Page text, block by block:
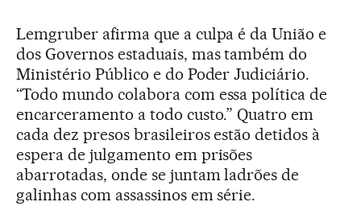
Lemgruber afirma que a culpa é da União e
dos Governos estaduais, mas também do
Ministério Público e do Poder Judiciário.
“Todo mundo colabora com essa política de
encarceramento a todo custo.” Quatro em
cada dez presos brasileiros estão detidos à
espera de julgamento em prisões
abarrotadas, onde se juntam ladrões de
galinhas com assassinos em série.